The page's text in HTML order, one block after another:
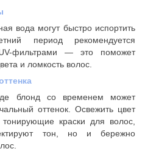
вода могут быстро испортить
период рекомендуется
фильтрами — это поможет
и ломкость волос.
блонд со временем может
оттенок. Освежить цвет
краски для волос,
тон, но и бережно